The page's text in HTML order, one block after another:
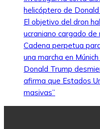
helicóptero de
El objetivo del dron
ucraniano cargado de
Cadena perpetua
una marcha en
Donald Trump
afirma que Estados
masivas”